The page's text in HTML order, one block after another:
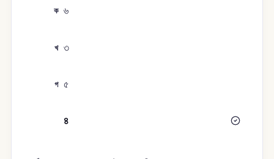
ক ৬
খ ৩
গ ৫
৪